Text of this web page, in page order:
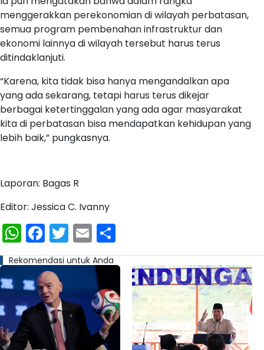
menggerakkan perekonomian di wilayah perbatasan,
semua program pembenahan infrastruktur dan
ekonomi lainnya di wilayah tersebut harus terus
ditindaklanjuti.
“Karena, kita tidak bisa hanya mengandalkan apa
yang ada sekarang, tetapi harus terus dikejar
berbagai ketertinggalan yang ada agar masyarakat
kita di perbatasan bisa mendapatkan kehidupan yang
lebih baik,” pungkasnya.
Laporan: Bagas R
Editor: Jessica C. Ivanny
WhatsApp
Facebook
Twitter
Email
Rekomendasi untuk Anda